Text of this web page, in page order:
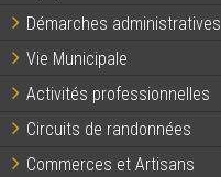
Démarches administratives
Vie Municipale
Activités professionnelles
Circuits de randonnées
Commerces et Artisans